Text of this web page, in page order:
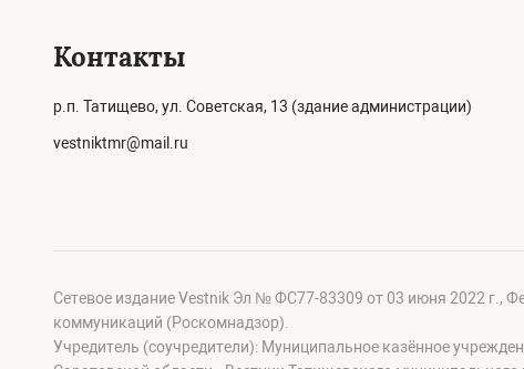
Контакты
р.п. Татищево, ул. Советская, 13 (здание администрации)
vestniktmr@mail.ru
Сетевое издание Vestnik Эл № ФС77-83309 от 03 июня 2022 г.,
коммуникаций (Роскомнадзор).
Учредитель (соучредители): Муниципальное казённое